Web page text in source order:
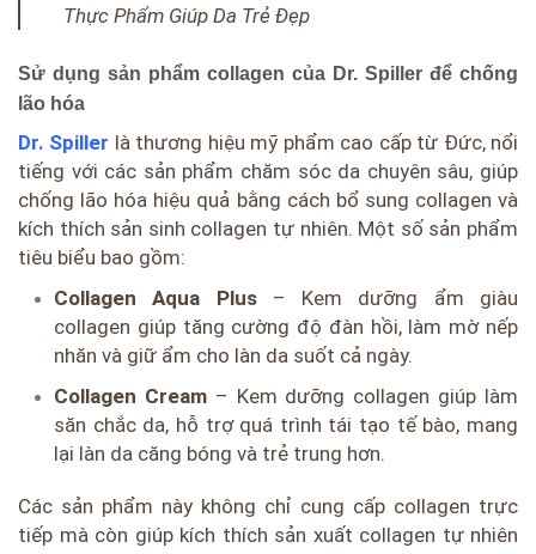
Thực Phẩm Giúp Da Trẻ Đẹp
Sử dụng sản phẩm collagen của Dr. Spiller để chống
lão hóa
Dr. Spiller là thương hiệu mỹ phẩm cao cấp từ Đức, nổi
tiếng với các sản phẩm chăm sóc da chuyên sâu, giúp
chống lão hóa hiệu quả bằng cách bổ sung collagen và
kích thích sản sinh collagen tự nhiên. Một số sản phẩm
tiêu biểu bao gồm:
Collagen Aqua Plus– Kem dưỡng ẩm giàu
collagen giúp tăng cường độ đàn hồi, làm mờ nếp
nhăn và giữ ẩm cho làn da suốt cả ngày.
Collagen Cream– Kem dưỡng collagen giúp làm
săn chắc da, hỗ trợ quá trình tái tạo tế bào, mang
lại làn da căng bóng và trẻ trung hơn.
Các sản phẩm này không chỉ cung cấp collagen trực
tiếp mà còn giúp kích thích sản xuất collagen tự nhiên